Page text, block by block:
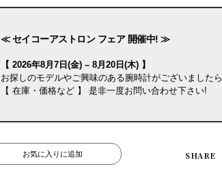
≪ セイコーアストロン フェア 開催中! ≫
【 2026年8月7日(金) – 8月20日(木) 】
お探しのモデルやご興味のある腕時計がございましたら
【 在庫・価格など 】 是非一度お問い合わせ下さい!
お気に入りに追加 SHARE